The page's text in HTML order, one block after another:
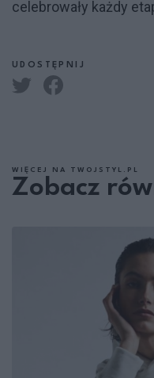
celebrowały każdy
UDOSTĘPNIJ
WIĘCEJ NA TWOJSTYL.PL
Zobacz